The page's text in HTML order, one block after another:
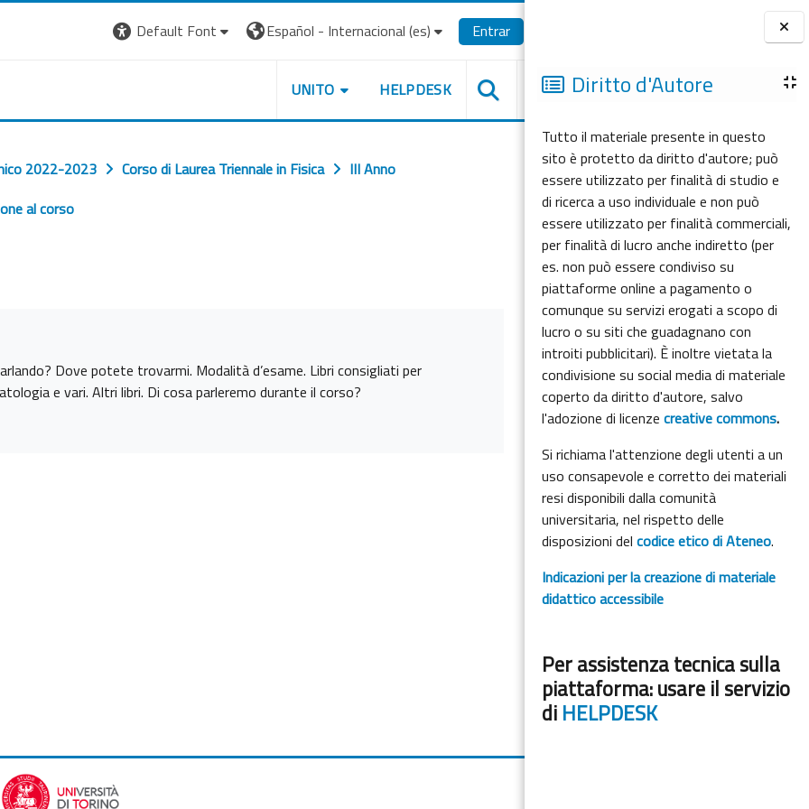
Bloques
Diritto d'Autore
Tutto il materiale presente in questo
sito è protetto da diritto d'autore; può
essere utilizzato per finalità di studio e
di ricerca a uso individuale e non può
essere utilizzato per finalità commerciali,
per finalità di lucro anche indiretto (per
es. non può essere condiviso su
piattaforme online a pagamento o
comunque su servizi erogati a scopo di
lucro o su siti che guadagnano con
introiti pubblicitari). È inoltre vietata la
condivisione su social media di materiale
coperto da diritto d'autore, salvo
l'adozione di licenzecreative commons.
Si richiama l'attenzione degli utenti a un
uso consapevole e corretto dei materiali
resi disponibili dalla comunità
universitaria, nel rispetto delle
disposizioni delcodice etico di Ateneo.
Indicazioni per la creazione di materiale
didattico accessibile
Per assistenza tecnica sulla
piattaforma: usare il servizio
di HELPDESK
Default Font Español - Internacional ‎(es)‎ Entrar
UNITO HELPDESK
2022-2023 Corso di Laurea Triennale in Fisica
III Anno
al corso
Dove potete trovarmi. Modalità d’esame. Libri consigliati per
e vari. Altri libri. Di cosa parleremo durante il corso?